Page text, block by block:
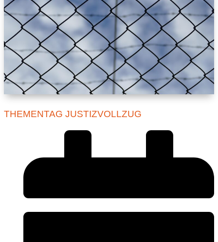
THEMENTAG JUSTIZVOLLZUG